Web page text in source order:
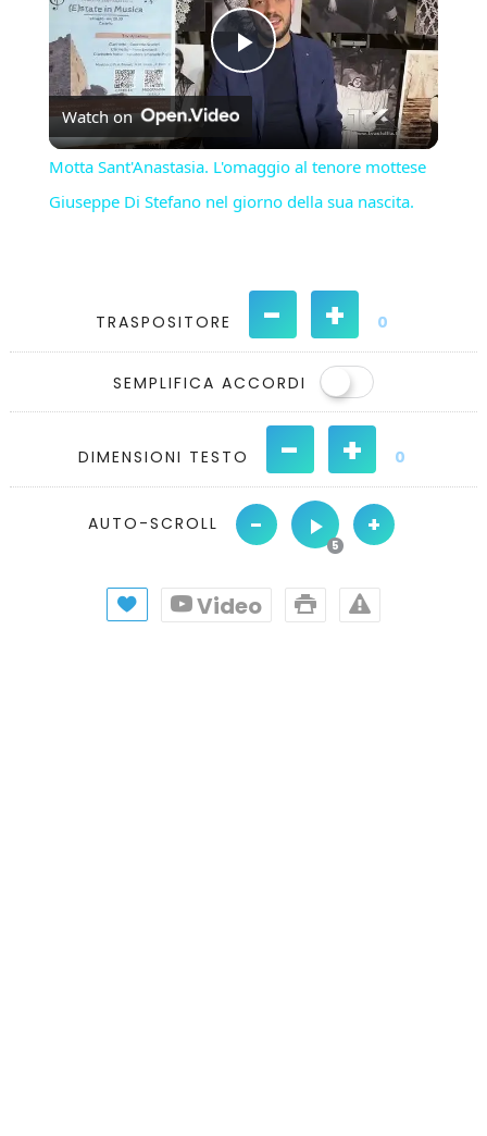
Play
Video
Watch on
Motta Sant'Anastasia. L'omaggio al tenore mottese
Giuseppe Di Stefano nel giorno della sua nascita.
TRASPOSITORE - + 0
SEMPLIFICA ACCORDI
DIMENSIONI TESTO - + 0
AUTO-SCROLL - +
Video